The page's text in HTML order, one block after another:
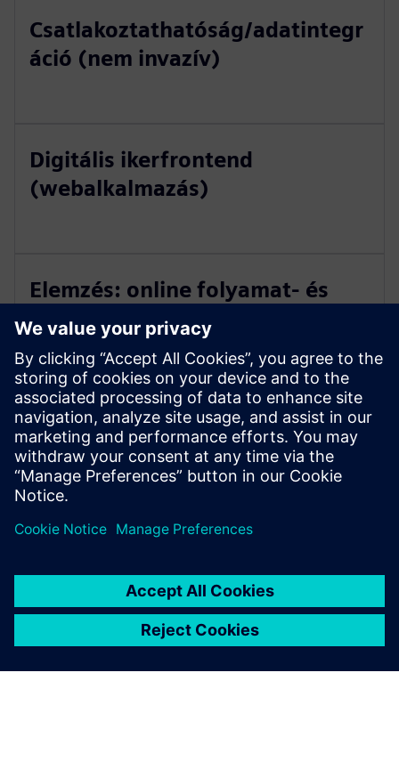
Csatlakoztathatóság/adatintegr
áció (nem invazív)
Digitális ikerfrontend
(webalkalmazás)
Elemzés: online folyamat- és
vezérlési modell
IoT/elemző platform